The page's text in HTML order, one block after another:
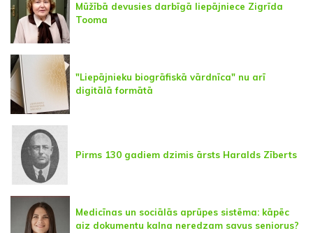
Mūžībā devusies darbīgā liepājniece Zigrīda
Tooma
"Liepājnieku biogrāfiskā vārdnīca" nu arī
digitālā formātā
Pirms 130 gadiem dzimis ārsts Haralds Zīberts
Medicīnas un sociālās aprūpes sistēma: kāpēc
aiz dokumentu kalna neredzam savus seniorus?